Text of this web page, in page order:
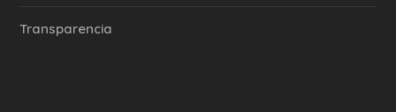
Transparencia